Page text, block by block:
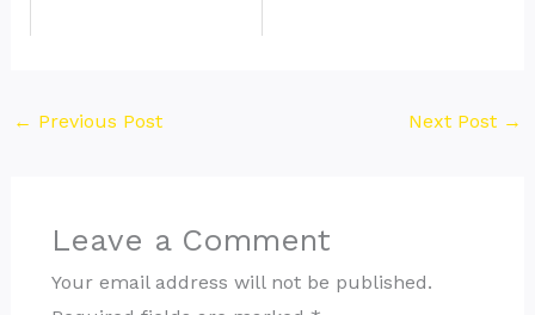
← Previous Post Next Post →
Leave a Comment
Your email address will not be published.